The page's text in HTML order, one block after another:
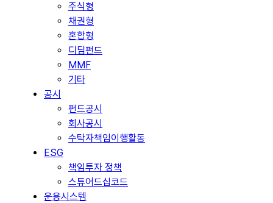
주식형
채권형
혼합형
디딤펀드
MMF
기타
공시
펀드공시
회사공시
수탁자책임이행활동
ESG
책임투자 정책
스튜어드십코드
운용시스템